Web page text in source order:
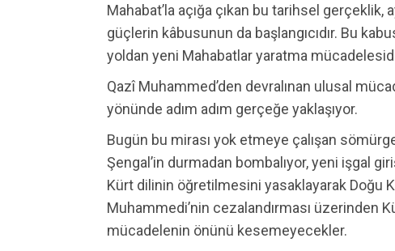
Mahabat’la açığa çıkan bu tarihsel gerçeklik,
güçlerin kâbusunun da başlangıcıdır. Bu
yoldan yeni Mahabatlar yaratma
Qazî Muhammed’den devralınan ulusal
yönünde adım adım gerçeğe yaklaşıyor.
Bugün bu mirası yok etmeye çalışan
Şengal’in durmadan bombalıyor, yeni işgal
Kürt dilinin öğretilmesini yasaklayarak Doğu
Muhammedi’nin cezalandırması üzerinden
mücadelenin önünü kesemeyecekler.